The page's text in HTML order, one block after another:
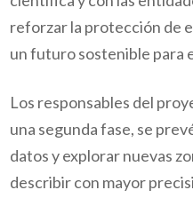
reforzar la protección de
un futuro sostenible para
Los responsables del
una segunda fase, se
datos y explorar nuevas
describir con mayor